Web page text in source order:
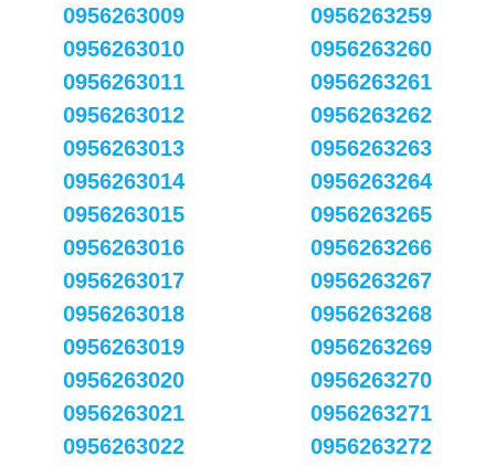
0956263009
0956263010
0956263011
0956263012
0956263013
0956263014
0956263015
0956263016
0956263017
0956263018
0956263019
0956263020
0956263021
0956263022
0956263259
0956263260
0956263261
0956263262
0956263263
0956263264
0956263265
0956263266
0956263267
0956263268
0956263269
0956263270
0956263271
0956263272